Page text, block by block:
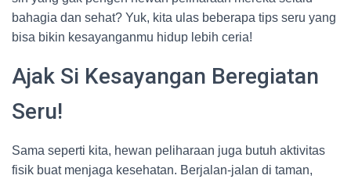
bahagia dan sehat? Yuk, kita ulas beberapa tips seru yang
bisa bikin kesayanganmu hidup lebih ceria!
Ajak Si Kesayangan Beregiatan
Seru!
Sama seperti kita, hewan peliharaan juga butuh aktivitas
fisik buat menjaga kesehatan. Berjalan-jalan di taman,